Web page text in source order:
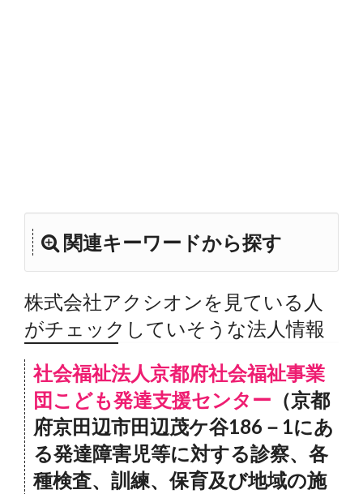
関連キーワードから探す
株式会社アクシオンを見ている人
がチェックしていそうな法人情報
社会福祉法人京都府社会福祉事業
団こども発達支援センター （京都
府京田辺市田辺茂ケ谷186－1にあ
る発達障害児等に対する診察、各
種検査、訓練、保育及び地域の施